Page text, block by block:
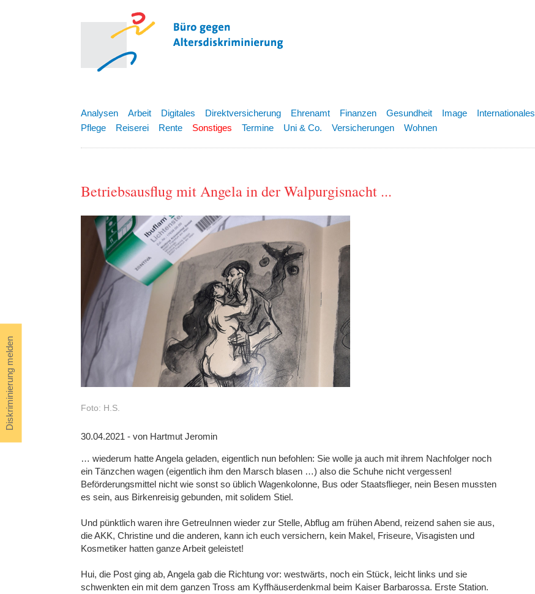
Diskriminierung melden
Analysen Arbeit Digitales Direktversicherung Ehrenamt Finanzen Gesundheit Image Internationales
Pflege
Reiserei Rente Sonstiges Termine Uni & Co. Versicherungen Wohnen
Betriebsausflug mit Angela in der Walpurgisnacht ...
Foto: H.S.
30.04.2021 - von Hartmut Jeromin
… wiederum hatte Angela geladen, eigentlich nun befohlen: Sie wolle ja auch mit ihrem Nachfolger noch
ein Tänzchen wagen (eigentlich ihm den Marsch blasen …) also die Schuhe nicht vergessen!
Beförderungsmittel nicht wie sonst so üblich Wagenkolonne, Bus oder Staatsflieger, nein Besen mussten
es sein, aus Birkenreisig gebunden, mit solidem Stiel.
Und pünktlich waren ihre GetreuInnen wieder zur Stelle, Abflug am frühen Abend, reizend sahen sie aus,
die AKK, Christine und die anderen, kann ich euch versichern, kein Makel, Friseure, Visagisten und
Kosmetiker hatten ganze Arbeit geleistet!
Hui, die Post ging ab, Angela gab die Richtung vor: westwärts, noch ein Stück, leicht links und sie
schwenkten ein mit dem ganzen Tross am Kyffhäuserdenkmal beim Kaiser Barbarossa. Erste Station.